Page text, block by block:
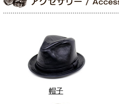
帽子